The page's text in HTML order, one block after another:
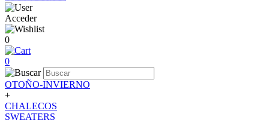
Acceder
0
0
OTOÑO-INVIERNO
+
CHALECOS
SWEATERS